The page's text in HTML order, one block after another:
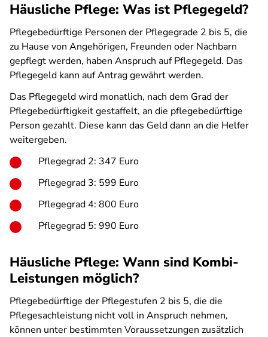
Häusliche Pflege: Was ist Pflegegeld?
Pflegebedürftige Personen der Pflegegrade 2 bis 5, die
zu Hause von Angehörigen, Freunden oder Nachbarn
gepflegt werden, haben Anspruch auf Pflegegeld. Das
Pflegegeld kann auf Antrag gewährt werden.
Das Pflegegeld wird monatlich, nach dem Grad der
Pflegebedürftigkeit gestaffelt, an die pflegebedürftige
Person gezahlt. Diese kann das Geld dann an die Helfer
weitergeben.
Pflegegrad 2: 347 Euro
Pflegegrad 3: 599 Euro
Pflegegrad 4: 800 Euro
Pflegegrad 5: 990 Euro
Häusliche Pflege: Wann sind Kombi-
Leistungen möglich?
Pflegebedürftige der Pflegestufen 2 bis 5, die die
Pflegesachleistung nicht voll in Anspruch nehmen,
können unter bestimmten Voraussetzungen zusätzlich